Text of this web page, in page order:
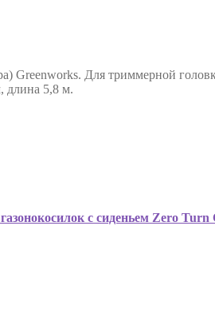
Для триммерной
длина 5,8 м.
с сиденьем Zero